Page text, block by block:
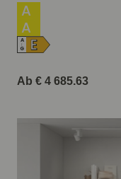
A
A
A
↑G E
Ab € 4 685.63